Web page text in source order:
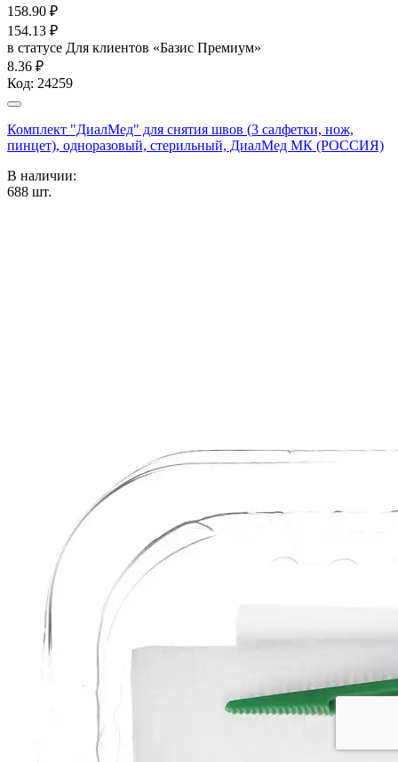
158.90 ₽
154.13 ₽
в статусе Для клиентов «Базис Премиум»
8.36 ₽
Код: 24259
Комплект "ДиалМед" для снятия швов (3 салфетки, нож,
пинцет), одноразовый, стерильный, ДиалМед МК (РОССИЯ)
В наличии:
688 шт.